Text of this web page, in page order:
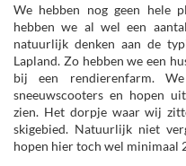
We hebben nog geen hele
hebben we al wel een
natuurlijk denken aan de
Lapland. Zo hebben we een
bij een rendierenfarm.
sneeuwscooters en hopen
zien. Het dorpje waar wij
skigebied. Natuurlijk niet
hopen hier toch wel minimaal